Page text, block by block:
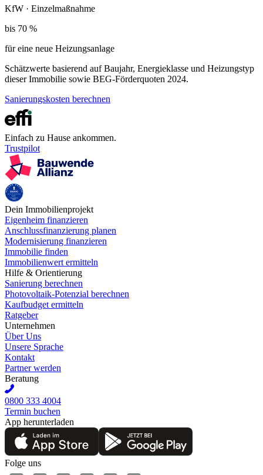
KfW · Einzelmaßnahme
bis 70 %
für eine neue Heizungsanlage
Schätzwerte basierend auf Baujahr, Energieklasse und Heizungstyp
dieser Immobilie sowie BEG-Förderquoten 2024.
Sanierungskosten berechnen
Einfach zu Hause ankommen.
Trustpilot
Dein Immobilienprojekt
Eigenheim finanzieren
Anschlussfinanzierung planen
Modernisierung finanzieren
Immobilie finden
Immobilienwert ermitteln
Hilfe & Orientierung
Sanierung berechnen
Photovoltaik-Potenzial berechnen
Kaufbudget ermitteln
Ratgeber
Unternehmen
Über Uns
Unsere Sprache
Kontakt
Partner werden
Beratung
0800 333 4004
Termin buchen
App herunterladen
Folge uns